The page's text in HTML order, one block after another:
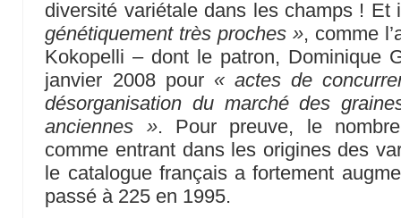
diversité variétale dans les champs ! Et
génétiquement très proches », comme
Kokopelli – dont le patron, Dominique
janvier 2008 pour « actes de
désorganisation du marché des
anciennes ». Pour preuve, le
comme entrant dans les origines des
le catalogue français a fortement
passé à 225 en 1995.